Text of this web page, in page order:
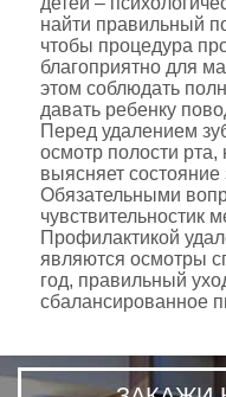
найти правильный
чтобы процедура
благоприятно для
этом соблюдать
давать ребенку
Перед удалением
осмотр полости рта,
выясняет
Обязательными
чувствительностик
Профилактикой
являются осмотры
год, правильный
сбалансированное